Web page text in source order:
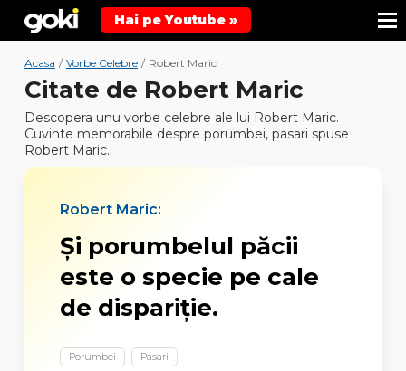
Hai pe Youtube »
Acasa / Vorbe Celebre / Robert Maric
Citate de Robert Maric
Descopera unu vorbe celebre ale lui Robert Maric.
Cuvinte memorabile despre porumbei, pasari spuse
Robert Maric.
Robert Maric:
Şi porumbelul păcii
este o specie pe cale
de dispariţie.
Porumbei Pasari